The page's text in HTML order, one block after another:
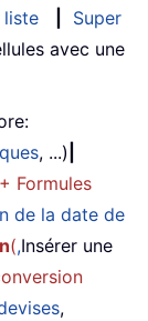
liste
Super
avec une
, ...)
Formules
de la date de
(,Insérer une
,